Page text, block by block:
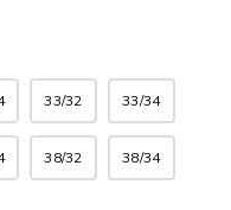
33/32 33/34
38/32 38/34